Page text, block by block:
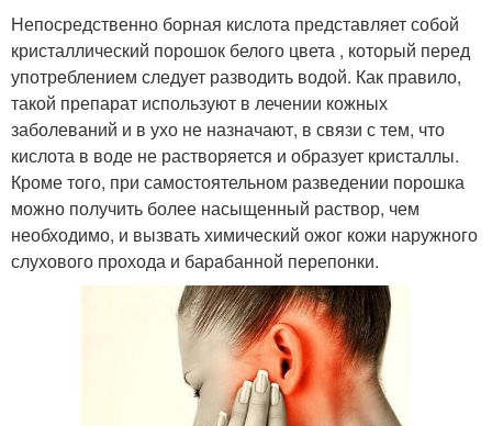
Непосредственно борная кислота представляет собой
кристаллический порошок белого цвета , который перед
употрeблением следует разводить водой. Как правило,
такой препарат используют в лечении кожных
заболеваний и в ухо не назначают, в связи с тем, что
кислота в воде не растворяется и образует кристаллы.
Кроме того, при самостоятельном разведении порошка
можно получить более насыщенный раствор, чем
необходимо, и вызвать химический ожог кожи наружного
слухового прохода и баpaбанной перепонки.